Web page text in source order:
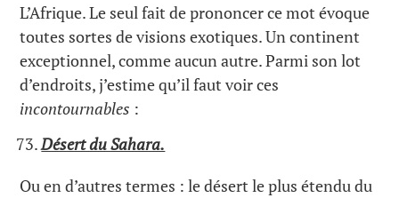
L’Afrique. Le seul fait de prononcer ce mot évoque
toutes sortes de visions exotiques. Un continent
exceptionnel, comme aucun autre. Parmi son lot
d’endroits, j’estime qu’il faut voir ces
incontournables :
Désert du Sahara.
Ou en d’autres termes : le désert le plus étendu du